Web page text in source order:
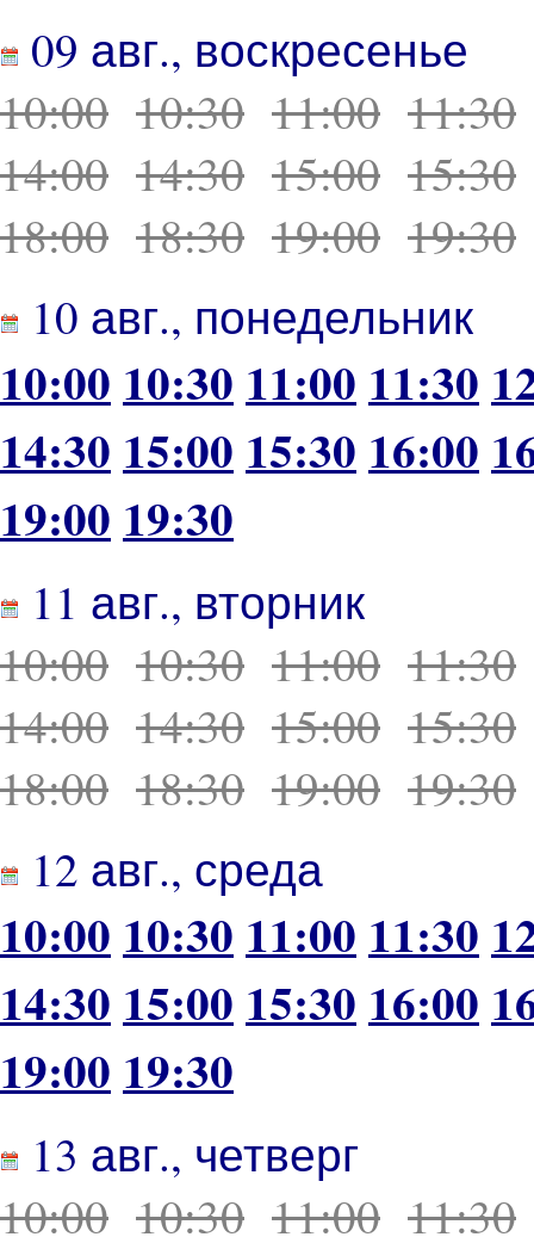
09 авг., воскресенье
10:00 10:30 11:00 11:30
14:00 14:30 15:00 15:30
18:00 18:30 19:00 19:30
10 авг., понедельник
10:00 10:30 11:00 11:30
14:30 15:00 15:30 16:00
19:00 19:30
11 авг., вторник
10:00 10:30 11:00 11:30
14:00 14:30 15:00 15:30
18:00 18:30 19:00 19:30
12 авг., среда
10:00 10:30 11:00 11:30
14:30 15:00 15:30 16:00
19:00 19:30
13 авг., четверг
10:00 10:30 11:00 11:30